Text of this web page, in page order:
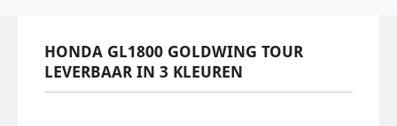
HONDA GL1800 GOLDWING TOUR
LEVERBAAR IN 3 KLEUREN